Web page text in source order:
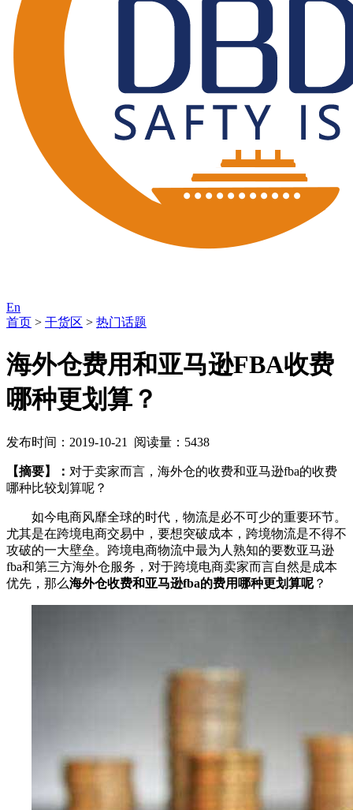
En
首页 > 干货区 > 热门话题
海外仓费用和亚马逊FBA收费
哪种更划算？
发布时间：2019-10-21 阅读量：5438
【摘要】： 对于卖家而言，海外仓的收费和亚马逊fba的收费
哪种比较划算呢？
如今电商风靡全球的时代，物流是必不可少的重要环节。
尤其是在跨境电商交易中，要想突破成本，跨境物流是不得不
攻破的一大壁垒。跨境电商物流中最为人熟知的要数亚马逊
fba和第三方海外仓服务，对于跨境电商卖家而言自然是成本
优先，那么海外仓收费和亚马逊fba的费用哪种更划算呢？